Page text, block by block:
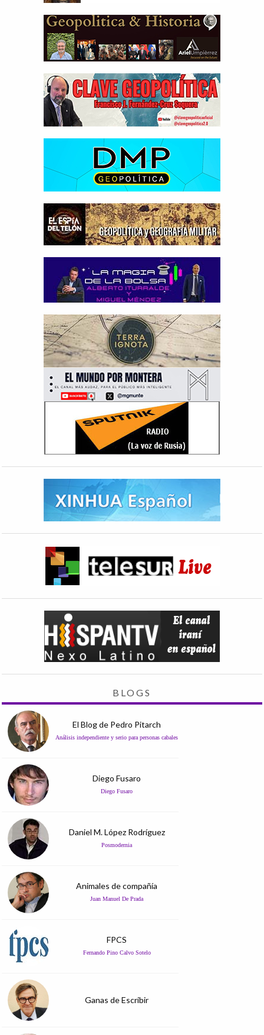
BLOGS
El Blog de Pedro Pitarch
Análisis independiente y serio para personas cabales
Diego Fusaro
Diego Fusaro
Daniel M. López Rodríguez
Posmodernia
Animales de compañía
Juan Manuel De Prada
FPCS
Fernando Pino Calvo Sotelo
Ganas de Escribir